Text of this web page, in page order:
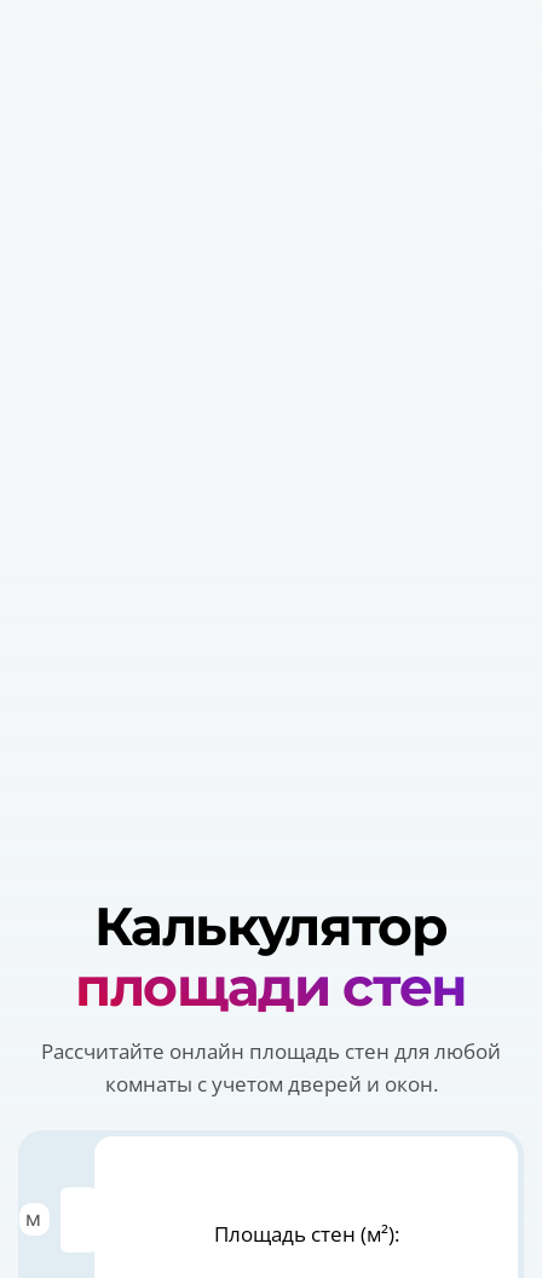
Калькулятор
площади стен
Рассчитайте онлайн площадь стен для любой
комнаты с учетом дверей и окон.
м
Площадь стен (м²):